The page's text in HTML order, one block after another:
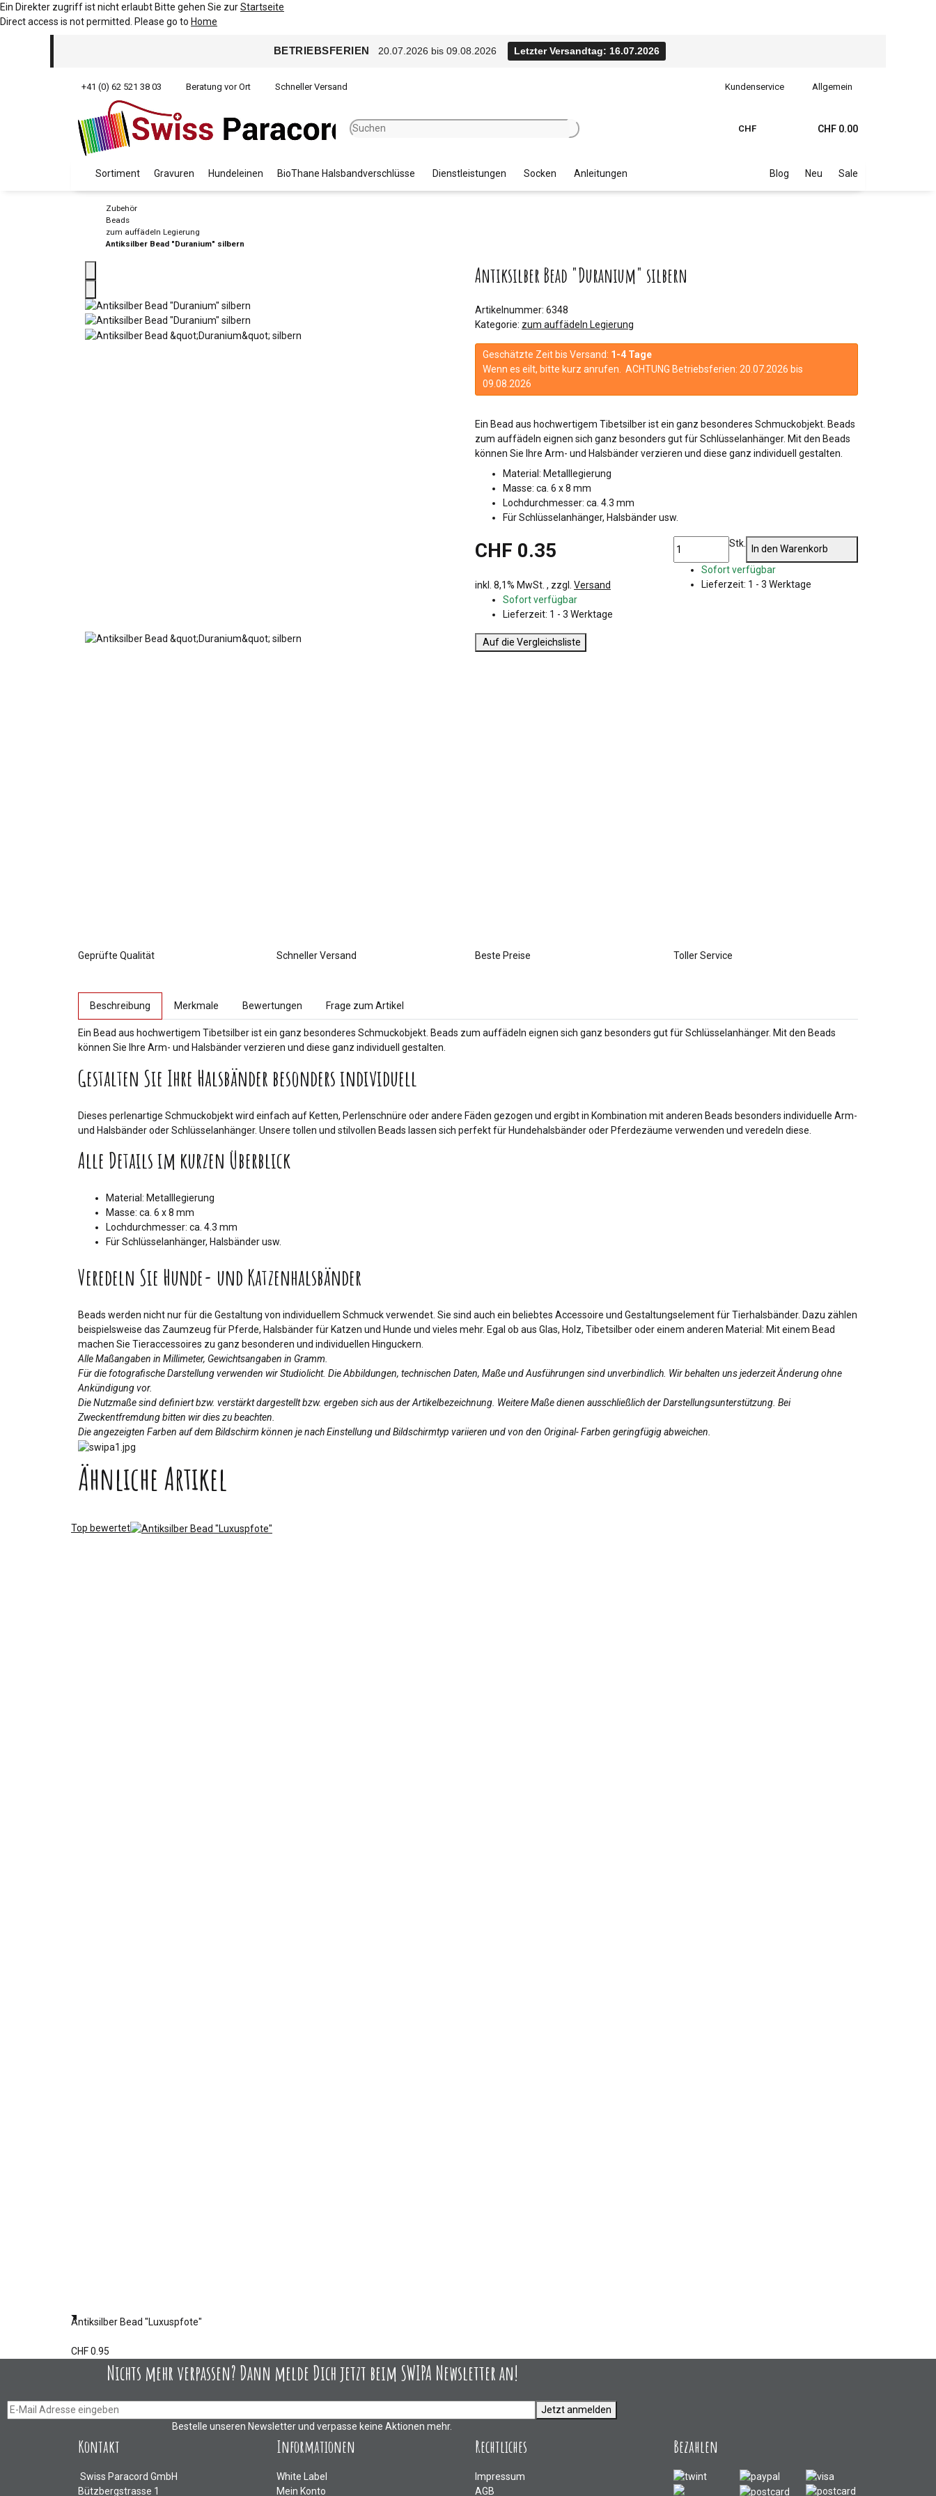
Ein Direkter zugriff ist nicht erlaubt Bitte gehen Sie zurStartseite
Direct access is not permitted. Please go to Home
BETRIEBSFERIEN 20.07.2026 bis 09.08.2026 Letzter Versandtag: 16.07.2026
+41 (0) 62 521 38 03 Beratung vor Ort Schneller Versand Kundenservice Allgemein
CHF CHF 0.00
Sortiment Gravuren Hundeleinen BioThane Halsbandverschlüsse Dienstleistungen Socken Anleitungen Blog Neu Sale
Zubehör
Beads
zum auffädeln Legierung
Antiksilber Bead "Duranium" silbern
Antiksilber Bead "Duranium" silbern
Artikelnummer: 6348
Kategorie: zum auffädeln Legierung
Geschätzte Zeit bis Versand: 1-4 Tage
Wenn es eilt, bitte kurz anrufen. ACHTUNG Betriebsferien: 20.07.2026 bis
09.08.2026
Ein Bead aus hochwertigem Tibetsilber ist ein ganz besonderes Schmuckobjekt. Beads
zum auffädeln eignen sich ganz besonders gut für Schlüsselanhänger. Mit den Beads
können Sie Ihre Arm- und Halsbänder verzieren und diese ganz individuell gestalten.
Material: Metalllegierung
Masse: ca. 6 x 8 mm
Lochdurchmesser: ca. 4.3 mm
Für Schlüsselanhänger, Halsbänder usw.
CHF 0.35
inkl. 8,1% MwSt. , zzgl. Versand
Sofort verfügbar
Lieferzeit: 1 - 3 Werktage
Stk.
In den Warenkorb
Sofort verfügbar
Lieferzeit: 1 - 3 Werktage
Auf die Vergleichsliste
Geprüfte Qualität Schneller Versand Beste Preise Toller Service
Beschreibung Merkmale Bewertungen Frage zum Artikel
Ein Bead aus hochwertigem Tibetsilber ist ein ganz besonderes Schmuckobjekt. Beads zum auffädeln eignen sich ganz besonders gut für Schlüsselanhänger. Mit den Beads
können Sie Ihre Arm- und Halsbänder verzieren und diese ganz individuell gestalten.
Gestalten Sie Ihre Halsbänder besonders individuell
Dieses perlenartige Schmuckobjekt wird einfach auf Ketten, Perlenschnüre oder andere Fäden gezogen und ergibt in Kombination mit anderen Beads besonders individuelle Arm-
und Halsbänder oder Schlüsselanhänger. Unsere tollen und stilvollen Beads lassen sich perfekt für Hundehalsbänder oder Pferdezäume verwenden und veredeln diese.
Alle Details im kurzen Überblick
Material: Metalllegierung
Masse: ca. 6 x 8 mm
Lochdurchmesser: ca. 4.3 mm
Für Schlüsselanhänger, Halsbänder usw.
Veredeln Sie Hunde- und Katzenhalsbänder
Beads werden nicht nur für die Gestaltung von individuellem Schmuck verwendet. Sie sind auch ein beliebtes Accessoire und Gestaltungselement für Tierhalsbänder. Dazu zählen
beispielsweise das Zaumzeug für Pferde, Halsbänder für Katzen und Hunde und vieles mehr. Egal ob aus Glas, Holz, Tibetsilber oder einem anderen Material: Mit einem Bead
machen Sie Tieraccessoires zu ganz besonderen und individuellen Hinguckern.
Alle Maßangaben in Millimeter, Gewichtsangaben in Gramm.
Für die fotografische Darstellung verwenden wir Studiolicht. Die Abbildungen, technischen Daten, Maße und Ausführungen sind unverbindlich. Wir behalten uns jederzeit Änderung ohne
Ankündigung vor.
Die Nutzmaße sind definiert bzw. verstärkt dargestellt bzw. ergeben sich aus der Artikelbezeichnung. Weitere Maße dienen ausschließlich der Darstellungsunterstützung. Bei
Zweckentfremdung bitten wir dies zu beachten.
Die angezeigten Farben auf dem Bildschirm können je nach Einstellung und Bildschirmtyp variieren und von den Original- Farben geringfügig abweichen.
Ähnliche Artikel
Top bewertet
Antiksilber Bead "Luxuspfote"
CHF 0.95
Nichts mehr verpassen? Dann melde Dich jetzt beim SWIPA Newsletter an!
Jetzt anmelden
Bestelle unseren Newsletter und verpasse keine Aktionen mehr.
Kontakt
Swiss Paracord GmbH
Bützbergstrasse 1
Informationen
White Label
Mein Konto
Rechtliches
Impressum
AGB
Bezahlen